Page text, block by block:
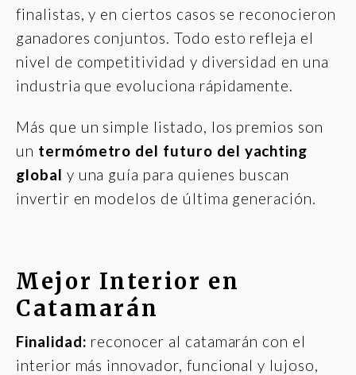
finalistas, y en ciertos casos se reconocieron
ganadores conjuntos. Todo esto refleja el
nivel de competitividad y diversidad en una
industria que evoluciona rápidamente.
Más que un simple listado, los premios son
un termómetro del futuro del yachting
global y una guía para quienes buscan
invertir en modelos de última generación.
Mejor Interior en
Catamarán
Finalidad: reconocer al catamarán con el
interior más innovador, funcional y lujoso,